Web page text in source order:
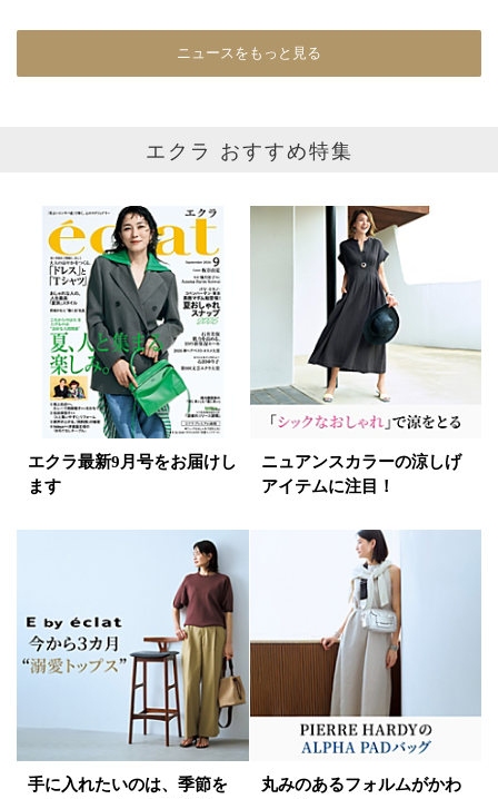
ベージュ ブラウン オレンジ
イエロー レッド ピンク
パープル グリーン ブルー
ゴールド シルバー マルチ
ニュースをもっと見る
エクラ おすすめ特集
エクラ最新9月号をお届けし
ます
ニュアンスカラーの涼しげ
アイテムに注目！
手に入れたいのは、季節を
丸みのあるフォルムがかわ